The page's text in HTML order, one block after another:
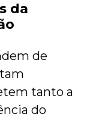
da
de
tanto a
do